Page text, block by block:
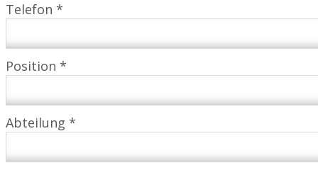
Telefon *
Position *
Abteilung *